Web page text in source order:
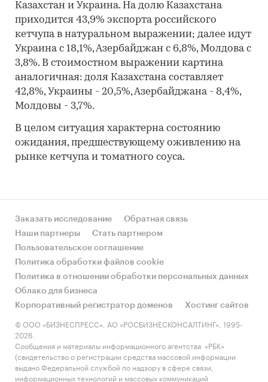
Казахстан и Украина. На долю Казахстана
приходится 43,9% экспорта российского
кетчупа в натуральном выражении; далее идут
Украина с 18,1%, Азербайджан с 6,8%, Молдова с
3,8%. В стоимостном выражении картина
аналогичная: доля Казахстана составляет
42,8%, Украины - 20,5%, Азербайджана - 8,4%,
Молдовы - 3,7%.
В целом ситуация характерна состоянию
ожидания, предшествующему оживлению на
рынке кетчупа и томатного соуса.
Заказать исследование
Обратная связь
Наши партнеры
Стать партнером
Пользовательское соглашение
Политика обработки файлов cookie
Политика в отношении обработки персональных данных
Облако для бизнеса
Корпоративный регистратор доменов
Хостинг сайтов
© ООО «БИЗНЕСПРЕСС», АО «РОСБИЗНЕСКОНСАЛТИНГ», 1995-
2026.
Сообщения и материалы информационного агентства «РБК»
(свидетельство о регистрации средства массовой информации
выдано Федеральной службой по надзору в сфере связи,
информационных технологий и массовых коммуникаций